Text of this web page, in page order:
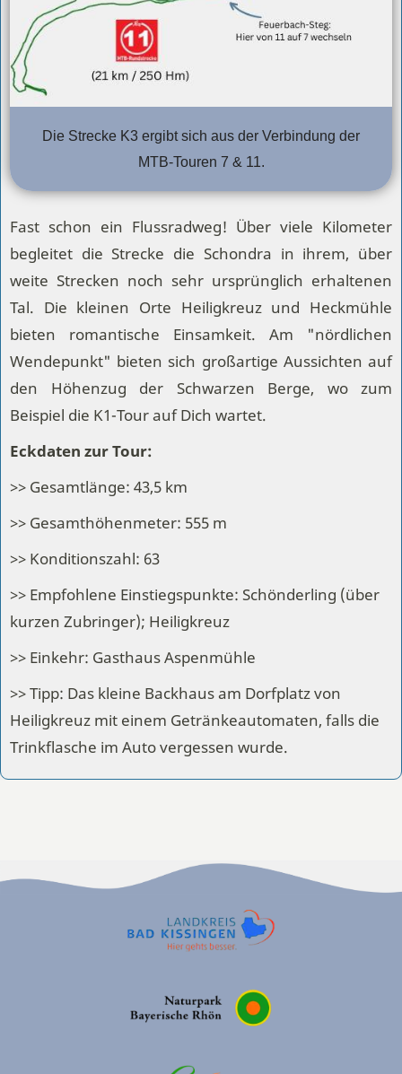
Die Strecke K3 ergibt sich aus der Verbindung der
MTB-Touren 7 & 11.
Fast schon ein Flussradweg! Über viele Kilometer
begleitet die Strecke die Schondra in ihrem, über
weite Strecken noch sehr ursprünglich erhaltenen
Tal. Die kleinen Orte Heiligkreuz und Heckmühle
bieten romantische Einsamkeit. Am "nördlichen
Wendepunkt" bieten sich großartige Aussichten auf
den Höhenzug der Schwarzen Berge, wo zum
Beispiel die K1-Tour auf Dich wartet.
Eckdaten zur Tour:
>> Gesamtlänge: 43,5 km
>> Gesamthöhenmeter: 555 m
>> Konditionszahl: 63
>> Empfohlene Einstiegspunkte: Schönderling (über
kurzen Zubringer); Heiligkreuz
>> Einkehr: Gasthaus Aspenmühle
>> Tipp: Das kleine Backhaus am Dorfplatz von
Heiligkreuz mit einem Getränkeautomaten, falls die
Trinkflasche im Auto vergessen wurde.